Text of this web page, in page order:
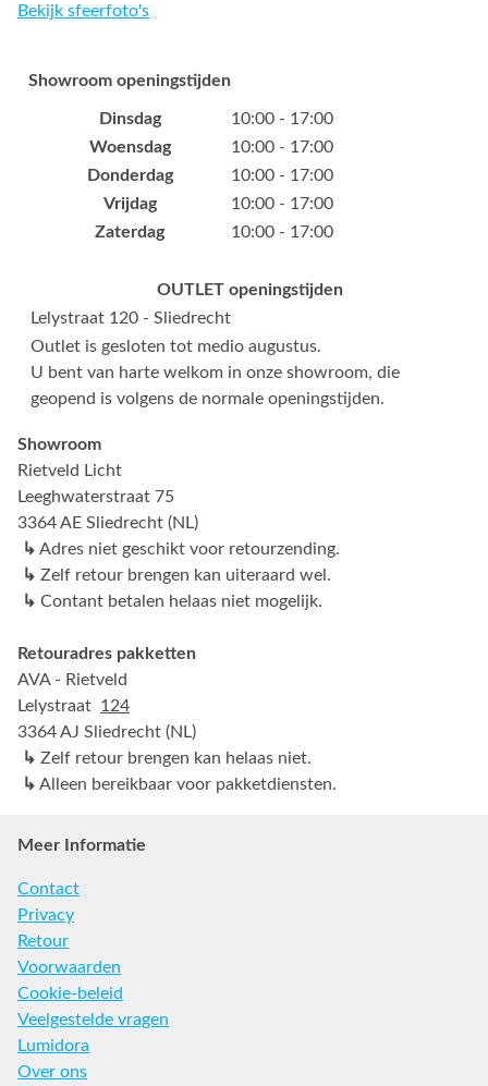
Bekijk sfeerfoto's
Showroom openingstijden
Dinsdag
10:00 - 17:00
Woensdag
10:00 - 17:00
Donderdag
10:00 - 17:00
Vrijdag
10:00 - 17:00
Zaterdag
10:00 - 17:00
OUTLET openingstijden
Lelystraat 120 - Sliedrecht
Outlet is gesloten tot medio augustus.
U bent van harte welkom in onze showroom, die
geopend is volgens de normale openingstijden.
Showroom
Rietveld Licht
Leeghwaterstraat 75
3364 AE Sliedrecht (NL)
↳ Adres niet geschikt voor retourzending.
↳ Zelf retour brengen kan uiteraard wel.
↳ Contant betalen helaas niet mogelijk.
Retouradres pakketten
AVA - Rietveld
Lelystraat 124
3364 AJ Sliedrecht (NL)
↳ Zelf retour brengen kan helaas niet.
↳ Alleen bereikbaar voor pakketdiensten.
Meer Informatie
Contact
Privacy
Retour
Voorwaarden
Cookie-beleid
Veelgestelde vragen
Lumidora
Over ons